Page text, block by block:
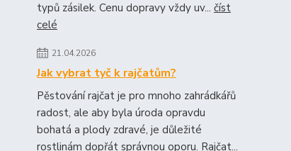
typů zásilek. Cenu dopravy vždy uv... číst
celé
21.04.2026
Jak vybrat tyč k rajčatům?
Pěstování rajčat je pro mnoho zahrádkářů
radost, ale aby byla úroda opravdu
bohatá a plody zdravé, je důležité
rostlinám dopřát správnou oporu. Rajčat...